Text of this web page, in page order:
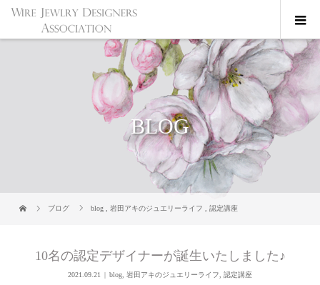
BLOG
ブログ blog 岩田アキのジュエリーライフ ,認定講座
10名の認定デザイナーが誕生いたしました♪
2021.09.21 blog, 岩田アキのジュエリーライフ, 認定講座